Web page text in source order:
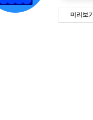
미리보기